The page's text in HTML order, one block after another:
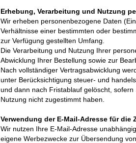
Erhebung, Verarbeitung und Nutzung
Wir erheben personenbezogene Daten
Verhältnisse einer bestimmten oder
zur Verfügung gestellten Umfang.
Die Verarbeitung und Nutzung Ihrer
Abwicklung Ihrer Bestellung sowie zur
Nach vollständiger Vertragsabwicklung
unter Berücksichtigung steuer- und
und dann nach Fristablauf gelöscht,
Nutzung nicht zugestimmt haben.
Verwendung der E-Mail-Adresse für
Wir nutzen Ihre E-Mail-Adresse
eigene Werbezwecke zur Übersendung